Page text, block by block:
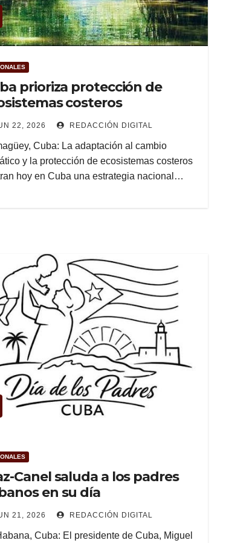
prioriza protección de
costeros
22, 2026 REDACCIÓN DIGITAL
Cuba: La adaptación al cambio
y la protección de ecosistemas costeros
hoy en Cuba una estrategia nacional…
Canel saluda a los padres
en su día
21, 2026 REDACCIÓN DIGITAL
Cuba: El presidente de Cuba, Miguel